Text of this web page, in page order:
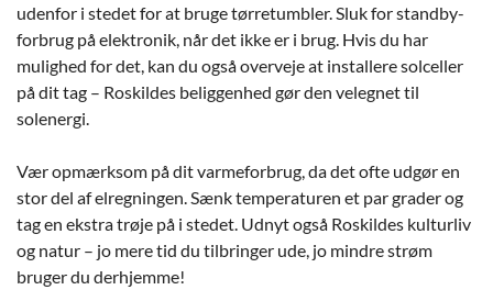
udenfor i stedet for at bruge tørretumbler. Sluk for standby-
forbrug på elektronik, når det ikke er i brug. Hvis du har
mulighed for det, kan du også overveje at installere solceller
på dit tag – Roskildes beliggenhed gør den velegnet til
solenergi.
Vær opmærksom på dit varmeforbrug, da det ofte udgør en
stor del af elregningen. Sænk temperaturen et par grader og
tag en ekstra trøje på i stedet. Udnyt også Roskildes kulturliv
og natur – jo mere tid du tilbringer ude, jo mindre strøm
bruger du derhjemme!